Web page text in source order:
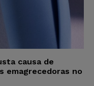
causa de
emagrecedoras no